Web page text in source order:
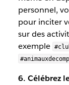
personnel,
pour inciter
sur des
exemple
6. Célébrez